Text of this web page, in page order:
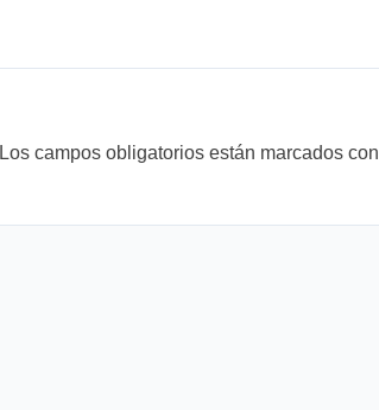
Los campos obligatorios están marcados con